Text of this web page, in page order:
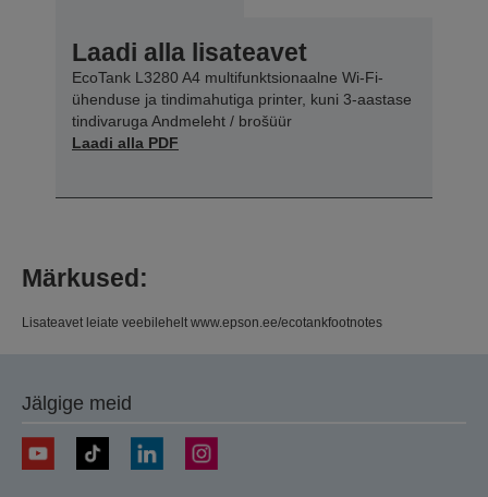
Laadi alla lisateavet
EcoTank L3280 A4 multifunktsionaalne Wi-Fi-
ühenduse ja tindimahutiga printer, kuni 3-aastase
tindivaruga Andmeleht / brošüür
Laadi alla PDF
Märkused:
Lisateavet leiate veebilehelt www.epson.ee/ecotankfootnotes
Jälgige meid